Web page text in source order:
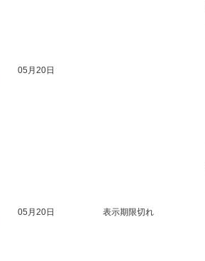
05月20日
05月20日 表示期限切れ